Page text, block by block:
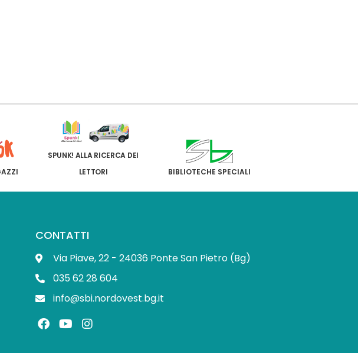
SPUNK! ALLA RICERCA DEI
LETTORI
BIBLIOTECHE SPECIALI
CONTATTI
Via Piave, 22 - 24036 Ponte San Pietro (Bg)
035 62 28 604
info@sbi.nordovest.bg.it
F
a
Y
o
I
n